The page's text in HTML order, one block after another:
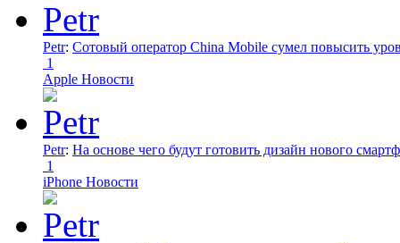
Petr: Сотовый оператор China Mobile сумел повысить
1
Apple Новости
Petr: На основе чего будут готовить дизайн нового
1
iPhone Новости